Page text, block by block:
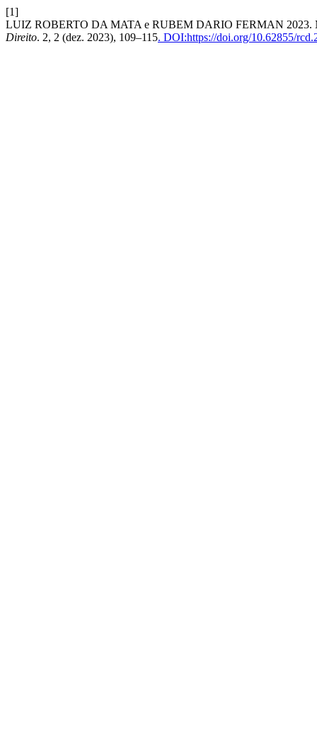
[1]
LUIZ ROBERTO DA MATA e RUBEM DARIO FERMAN 2023.
Direito. 2, 2 (dez. 2023), 109–115. DOI:https://doi.org/10.62855/